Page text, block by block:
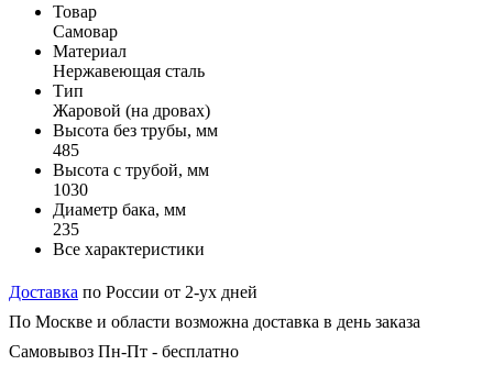
Товар
Самовар
Материал
Нержавеющая сталь
Тип
Жаровой (на дровах)
Высота без трубы, мм
485
Высота с трубой, мм
1030
Диаметр бака, мм
235
Все характеристики
Доставка по России от 2-ух дней
По Москве и области возможна доставка в день заказа
Самовывоз Пн-Пт - бесплатно